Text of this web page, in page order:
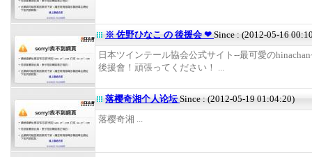
※ 佐野ひなこ の 後援会 ❤ Since : (2012-05-16
日本ツインテール協会公式サイト--最可愛の
後援會！頑張ってください！ ...
落樱奇湘个人论坛Since : (2012-05-19 01:04:20)
落樱奇湘 ...